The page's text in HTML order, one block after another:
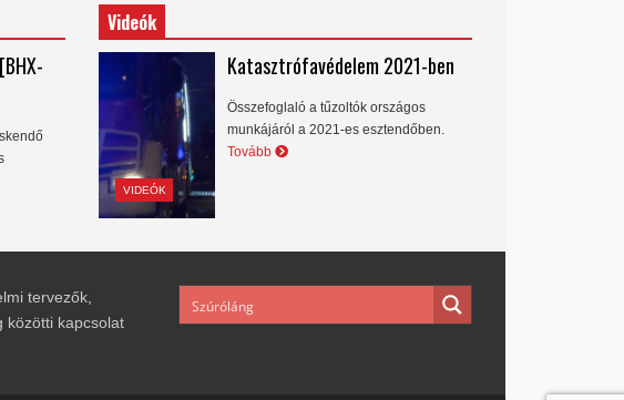
Videók
VIDEÓK
Katasztrófavédelem 2021-ben
Összefoglaló a tűzoltók országos
munkájáról a 2021-es esztendőben.
Tovább
tervezők,
közötti kapcsolat